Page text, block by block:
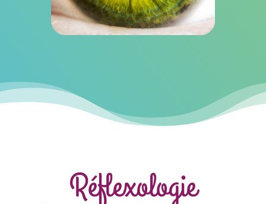
Réflexologie